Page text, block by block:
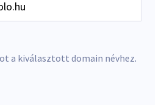
a kiválasztott domain névhez.